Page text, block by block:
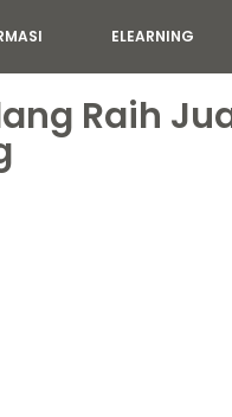
ELEARNING
Raih